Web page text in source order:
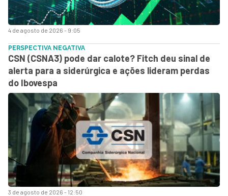
4 de agosto de 2026 - 9:05
3 de agosto de 2026 - 12:50
PERSPECTIVA NEGATIVA
CSN (CSNA3) pode dar calote? Fitch deu sinal de
alerta para a siderúrgica e ações lideram perdas
do Ibovespa